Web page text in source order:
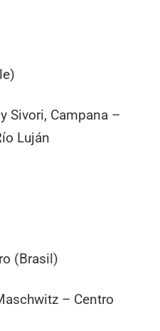
Sivori, Campana –
Luján
(Brasil)
– Centro